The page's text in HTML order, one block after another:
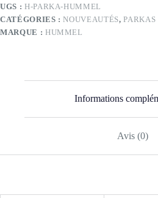
UGS : H-PARKA-HUMMEL
CATÉGORIES :NOUVEAUTÉS,PARKAS
MARQUE : HUMMEL
Informations
Avis (0)